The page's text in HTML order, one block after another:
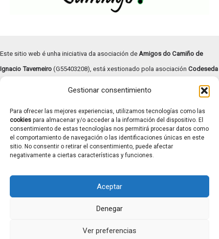
Gestionar consentimiento
Para ofrecer las mejores experiencias, utilizamos tecnologías como las
cookies para almacenar y/o acceder a la información del dispositivo. El
consentimiento de estas tecnologías nos permitirá procesar datos como
el comportamiento de navegación o las identificaciones únicas en este
sitio. No consentir o retirar el consentimiento, puede afectar
negativamente a ciertas características y funciones.
Aceptar
Denegar
Ver preferencias
Este sitio web é unha iniciativa da asociación de Amigos do Camiño de
Ignacio Taverneiro (G55403208), está xestionado pola asociación Codeseda
Copyright © | 2026 |Aviso legal|Términos y condiciones|
Transparencia|Política de cookies
Contacto: caminotaverneiro@gmail.com